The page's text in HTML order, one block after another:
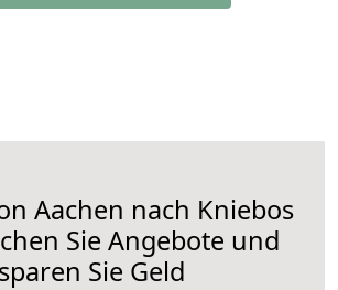
Aachen nach Kniebos
Sie Angebote und
sparen Sie Geld